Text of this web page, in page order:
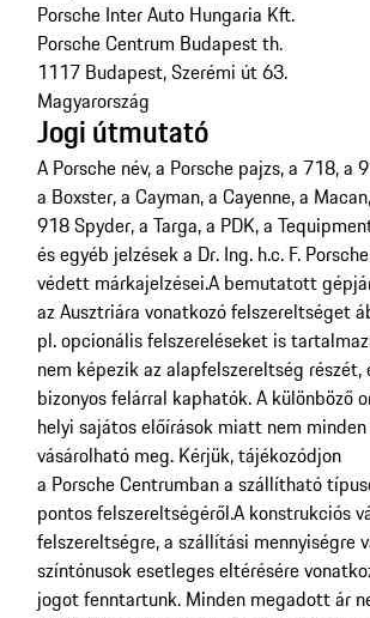
Porsche Inter Auto Hungaria Kft.
Porsche Centrum Budapest th.
1117 Budapest, Szerémi út 63.
Magyarország
Jogi útmutató
A Porsche név, a Porsche pajzs, a 718, a
a Boxster, a Cayman, a Cayenne, a
918 Spyder, a Targa, a PDK, a
és egyéb jelzések a Dr. Ing. h.c. F.
védett márkajelzései.A bemutatott
az Ausztriára vonatkozó felszereltséget
pl. opcionális felszereléseket is
nem képezik az alapfelszereltség részét,
bizonyos felárral kaphatók. A különböző
helyi sajátos előírások miatt nem
vásárolható meg. Kérjük, tájékozódjon
a Porsche Centrumban a szállítható
pontos felszereltségéről.A konstrukciós
felszereltségre, a szállítási mennyiségre
színtónusok esetleges eltérésére
jogot fenntartunk. Minden megadott ár